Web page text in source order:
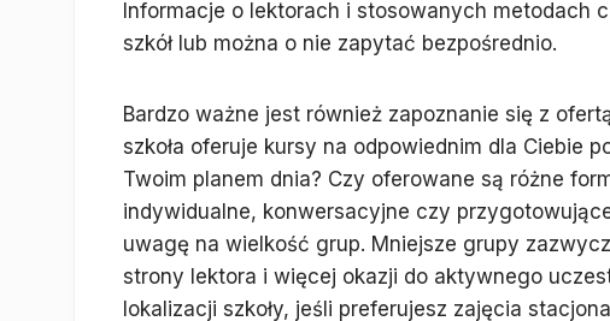
Informacje o lektorach i stosowanych metodach
szkół lub można o nie zapytać bezpośrednio.
Bardzo ważne jest również zapoznanie się z
szkoła oferuje kursy na odpowiednim dla Ciebie
Twoim planem dnia? Czy oferowane są różne
indywidualne, konwersacyjne czy
uwagę na wielkość grup. Mniejsze grupy
strony lektora i więcej okazji do aktywnego
lokalizacji szkoły, jeśli preferujesz zajęcia